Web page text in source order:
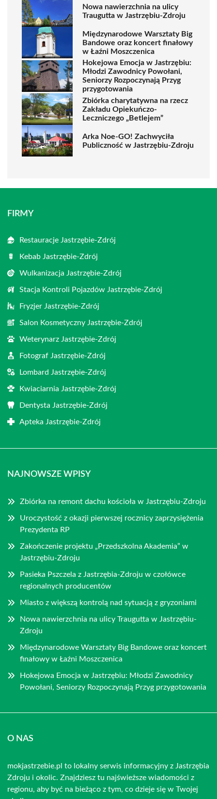
Nowa nawierzchnia na ulicy
Traugutta w Jastrzębiu-Zdroju
Międzynarodowe Warsztaty Big
Bandowe oraz koncert finałowy
w Łaźni Moszczenica
Hokejowa Emocja w Jastrzębiu:
Młodzi Zawodnicy Powołani,
Seniorzy Rozpoczynają Przyg
przygotowania
Zbiórka charytatywna na rzecz
Zakładu Opiekuńczo-
Leczniczego „Betlejem”
Arka Noe-GO! Zachwyciła
Publiczność w Jastrzębiu-Zdroju
FIRMY
Restauracje Jastrzębie-Zdrój
Kebab Jastrzębie-Zdrój
Wulkanizacja Jastrzębie-Zdrój
Stacja Kontroli Pojazdów Jastrzębie-Zdrój
Fryzjer Jastrzębie-Zdrój
Salon Kosmetyczny Jastrzębie-Zdrój
Weterynarz Jastrzębie-Zdrój
Fotograf Jastrzębie-Zdrój
Lombard Jastrzębie-Zdrój
Kwiaciarnia Jastrzębie-Zdrój
Dentysta Jastrzębie-Zdrój
Apteka Jastrzębie-Zdrój
NAJNOWSZE WPISY
Zbiórka na remont dachu kościoła w Jastrzębiu-Zdroju
Uroczystość z okazji pierwszej rocznicy zaprzysiężenia
Prezydenta RP
Zakończenie projektu „Przedszkolna Akademia” w
Jastrzębiu-Zdroju
Pasieka Pszczela z Jastrzębia-Zdroju w czołówce
regionalnych producentów
Miasto z większą kontrolą nad sytuacją z gryzoniami
Nowa nawierzchnia na ulicy Traugutta w Jastrzębiu-
Zdroju
Międzynarodowe Warsztaty Big Bandowe oraz koncert
finałowy w Łaźni Moszczenica
Hokejowa Emocja w Jastrzębiu: Młodzi Zawodnicy
Powołani, Seniorzy Rozpoczynają Przyg przygotowania
O NAS
mokjastrzebie.pl to lokalny serwis informacyjny z Jastrzębia
Zdroju i okolic. Znajdziesz tu najświeższe wiadomości z
regionu, aby być na bieżąco z tym, co dzieje się w Twojej